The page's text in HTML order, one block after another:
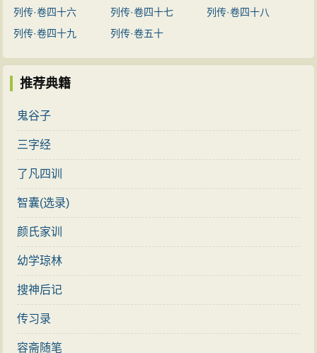
列传·卷四十六
列传·卷四十七
列传·卷四十八
列传·卷四十九
列传·卷五十
推荐典籍
鬼谷子
三字经
了凡四训
智囊(选录)
颜氏家训
幼学琼林
搜神后记
传习录
容斋随笔